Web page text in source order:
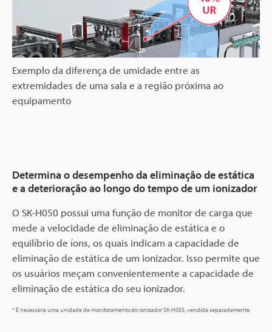
Exemplo da diferença de umidade entre as
extremidades de uma sala e a região próxima ao
equipamento
Determina o desempenho da eliminação de estática
e a deterioração ao longo do tempo de um ionizador
O SK-H050 possui uma função de monitor de carga que
mede a velocidade de eliminação de estática e o
equilíbrio de íons, os quais indicam a capacidade de
eliminação de estática de um ionizador. Isso permite que
os usuários meçam convenientemente a capacidade de
eliminação de estática do seu ionizador.
* É necessária uma unidade de monitoramento do ionizador SK-H055, vendida separadamente.